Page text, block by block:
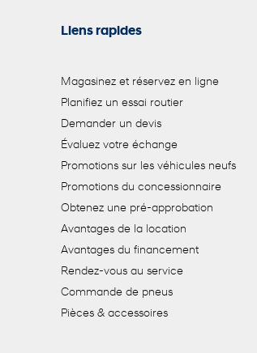
Liens rapides
Magasinez et réservez en ligne
Planifiez un essai routier
Demander un devis
Évaluez votre échange
Promotions sur les véhicules neufs
Promotions du concessionnaire
Obtenez une pré-approbation
Avantages de la location
Avantages du financement
Rendez-vous au service
Commande de pneus
Pièces & accessoires